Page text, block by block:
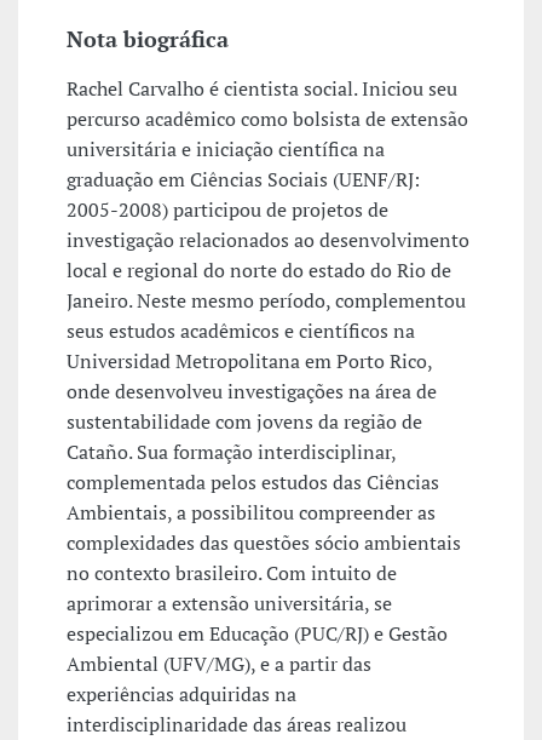
Nota biográfica
Rachel Carvalho é cientista social. Iniciou seu
percurso acadêmico como bolsista de extensão
universitária e iniciação científica na
graduação em Ciências Sociais (UENF/RJ:
2005-2008) participou de projetos de
investigação relacionados ao desenvolvimento
local e regional do norte do estado do Rio de
Janeiro. Neste mesmo período, complementou
seus estudos acadêmicos e científicos na
Universidad Metropolitana em Porto Rico,
onde desenvolveu investigações na área de
sustentabilidade com jovens da região de
Cataño. Sua formação interdisciplinar,
complementada pelos estudos das Ciências
Ambientais, a possibilitou compreender as
complexidades das questões sócio ambientais
no contexto brasileiro. Com intuito de
aprimorar a extensão universitária, se
especializou em Educação (PUC/RJ) e Gestão
Ambiental (UFV/MG), e a partir das
experiências adquiridas na
interdisciplinaridade das áreas realizou